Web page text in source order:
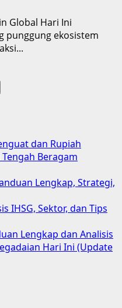
Global Hari Ini
punggung ekosistem
dan Rupiah
Beragam
Lengkap, Strategi,
IHSG, Sektor, dan Tips
Lengkap dan Analisis
Hari Ini (Update